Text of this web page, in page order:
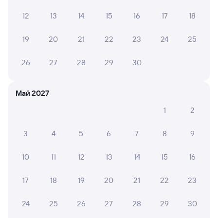
116Э Проходящий 8,4
Хоста
13:12 10:16
21 ч 4 м в пути
Дни следования
216С Проходящий 7,6
13:12 10:16
12 13 14 15 16 17 18
19 20 21 22 23 24 25
26 27 28 29 30
Май 2027
1
2
3 4 5 6 7 8 9
10 11 12 13 14 15 16
17 18 19 20 21 22 23
24 25 26 27 28 29 30